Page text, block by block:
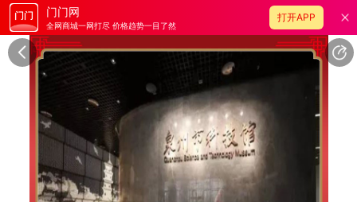
门门网
全网商城一网打尽 价格趋势一目了然
打开APP